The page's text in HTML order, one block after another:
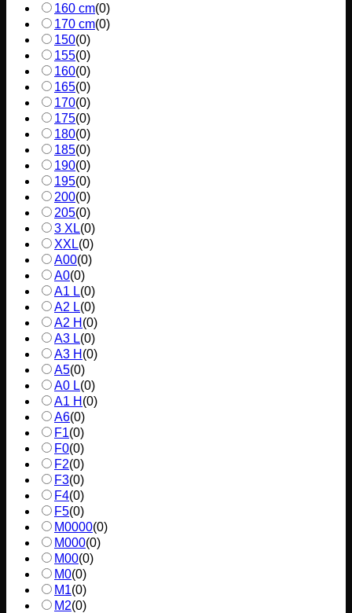
160 cm(0)
170 cm(0)
150(0)
155(0)
160(0)
165(0)
170(0)
175(0)
180(0)
185(0)
190(0)
195(0)
200(0)
205(0)
3 XL(0)
XXL(0)
A00(0)
A0(0)
A1 L(0)
A2 L(0)
A2 H (0)
A3 L(0)
A3 H (0)
A5(0)
A0 L(0)
A1 H (0)
A6(0)
F1(0)
F0(0)
F2(0)
F3(0)
F4(0)
F5(0)
M0000(0)
M000(0)
M00(0)
M0(0)
M1(0)
M2(0)